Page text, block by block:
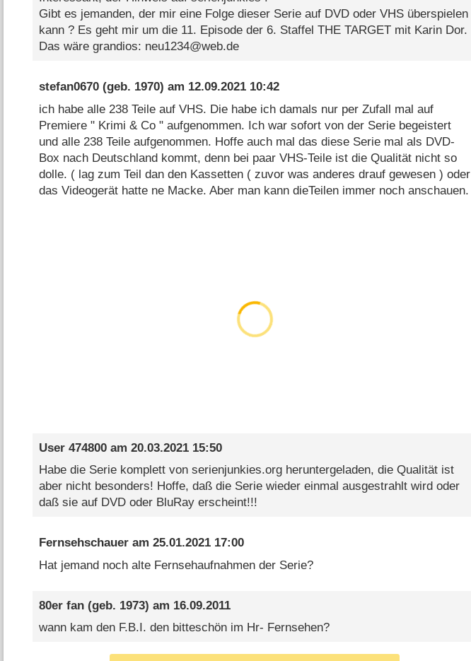
Gibt es jemanden, der mir eine Folge dieser Serie auf DVD oder VHS überspielen
kann ? Es geht mir um die 11. Episode der 6. Staffel THE TARGET mit Karin Dor.
Das wäre grandios: neu1234@web.de
stefan0670(geb. 1970) am 12.09.2021 10:42
ich habe alle 238 Teile auf VHS. Die habe ich damals nur per Zufall mal auf
Premiere " Krimi & Co " aufgenommen. Ich war sofort von der Serie begeistert
und alle 238 Teile aufgenommen. Hoffe auch mal das diese Serie mal als DVD-
Box nach Deutschland kommt, denn bei paar VHS-Teile ist die Qualität nicht so
dolle. ( lag zum Teil dan den Kassetten ( zuvor was anderes drauf gewesen ) oder
das Videogerät hatte ne Macke. Aber man kann dieTeilen immer noch anschauen.
User 474800am 20.03.2021 15:50
Habe die Serie komplett von serienjunkies.org heruntergeladen, die Qualität ist
aber nicht besonders! Hoffe, daß die Serie wieder einmal ausgestrahlt wird oder
daß sie auf DVD oder BluRay erscheint!!!
Fernsehschaueram 25.01.2021 17:00
Hat jemand noch alte Fernsehaufnahmen der Serie?
80er fan(geb. 1973) am 16.09.2011
wann kam den F.B.I. den bitteschön im Hr- Fernsehen?